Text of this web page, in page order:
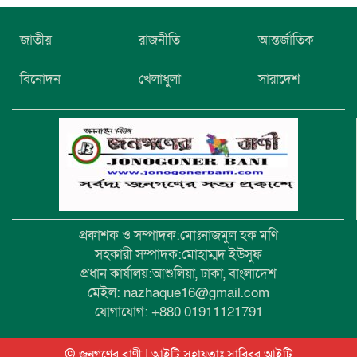
নিখোঁজের তিনদিন পর মাইক্রোবাস চালকের
মরদেহ উদ্ধার
উচ্চ বিদ্যালয়ের ৮১তম বার্ষিক ক্রীড়া
জাতীয় রাজনীতি আন্তর্জাতিক
বিনোদন খেলাধুলা সারাদেশ
প্রকাশক ও সম্পাদক:মোঃনাজমুল হক মণি
সহকারী সম্পাদক:মোহাম্মদ ইউসুফ
প্রধান কার্যালয়:আশুলিয়া, ঢাকা, বাংলাদেশ
মেইল: nazhaque16@gmail.com
যোগাযোগ: +880 01911121791